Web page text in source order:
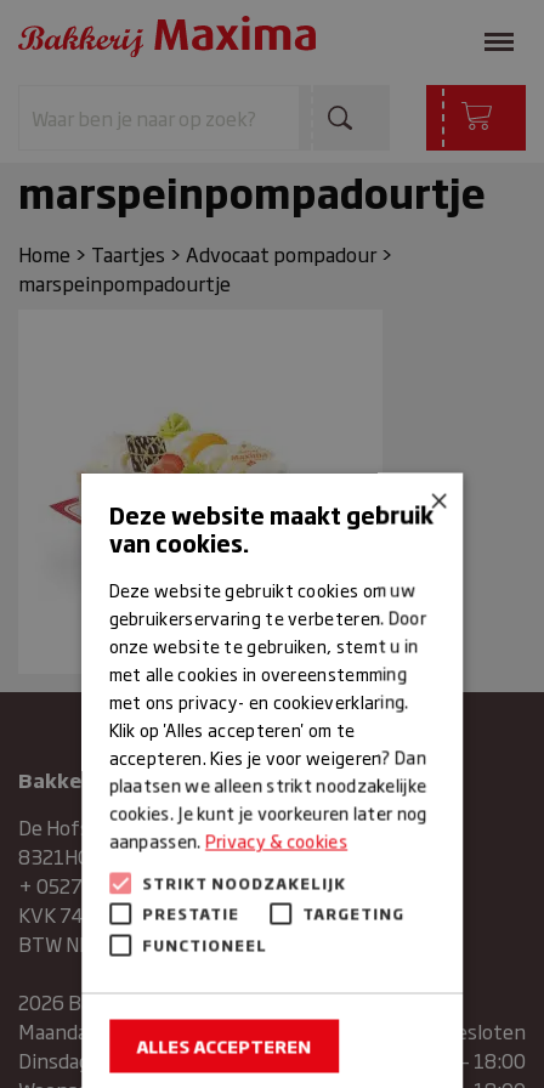
marspeinpompadourtje
Home > Taartjes > Advocaat pompadour>
marspeinpompadourtje
Bakkerij Maxima
De Hofstee 1
8321HG Urk
+ 0527683454
KVK 74286293
BTW NR. NL859839151B01
2026 Bakkerij Maxima
Maandag
gesloten
Dinsdag
07:30 – 13:00 | 14:00 – 18:00
×
Deze website maakt gebruik
van cookies.
Deze website gebruikt cookies om uw
gebruikerservaring te verbeteren. Door
onze website te gebruiken, stemt u in
met alle cookies in overeenstemming
met ons privacy- en cookieverklaring.
Klik op 'Alles accepteren' om te
accepteren. Kies je voor weigeren? Dan
plaatsen we alleen strikt noodzakelijke
cookies. Je kunt je voorkeuren later nog
aanpassen.Privacy & cookies
STRIKT NOODZAKELIJK
PRESTATIE
TARGETING
FUNCTIONEEL
ALLES ACCEPTEREN